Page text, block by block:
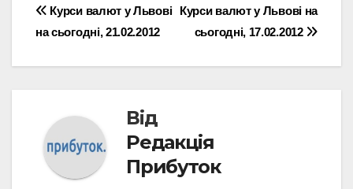
Навігація
записів
Курси валют у Львові на
сьогодні, 17.02.2012
Курси валют у Львові
на сьогодні, 21.02.2012
Від
Редакція
Прибуток